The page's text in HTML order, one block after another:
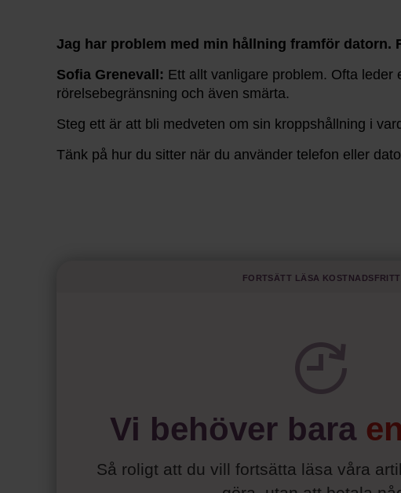
Jag har problem med min hållning framför datorn.
Sofia Grenevall: Ett allt vanligare problem. Ofta leder
rörelsebegränsning och även smärta.
Steg ett är att bli medveten om sin kroppshållning i
Tänk på hur du sitter när du använder telefon eller
Fortsätt läsa
Vi behöver bara
Så roligt att du vill fortsätta läsa våra